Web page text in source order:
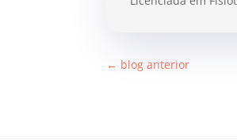
← blog anterior